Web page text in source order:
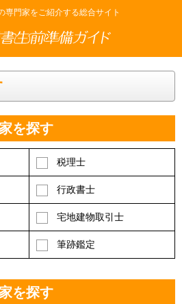
専門家をご紹介する総合サイト
を探す
税理士
行政書士
宅地建物取引士
筆跡鑑定
を探す